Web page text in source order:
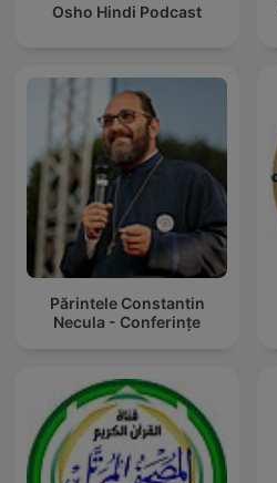
Osho Hindi Podcast
Părintele Constantin
Necula - Conferințe